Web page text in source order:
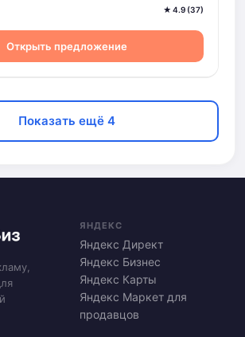
★ 4.9 (37)
Открыть предложение
Показать ещё 4
ЯНДЕКС
Яндекс Директ
Яндекс Бизнес
Яндекс Карты
Яндекс Маркет для
продавцов